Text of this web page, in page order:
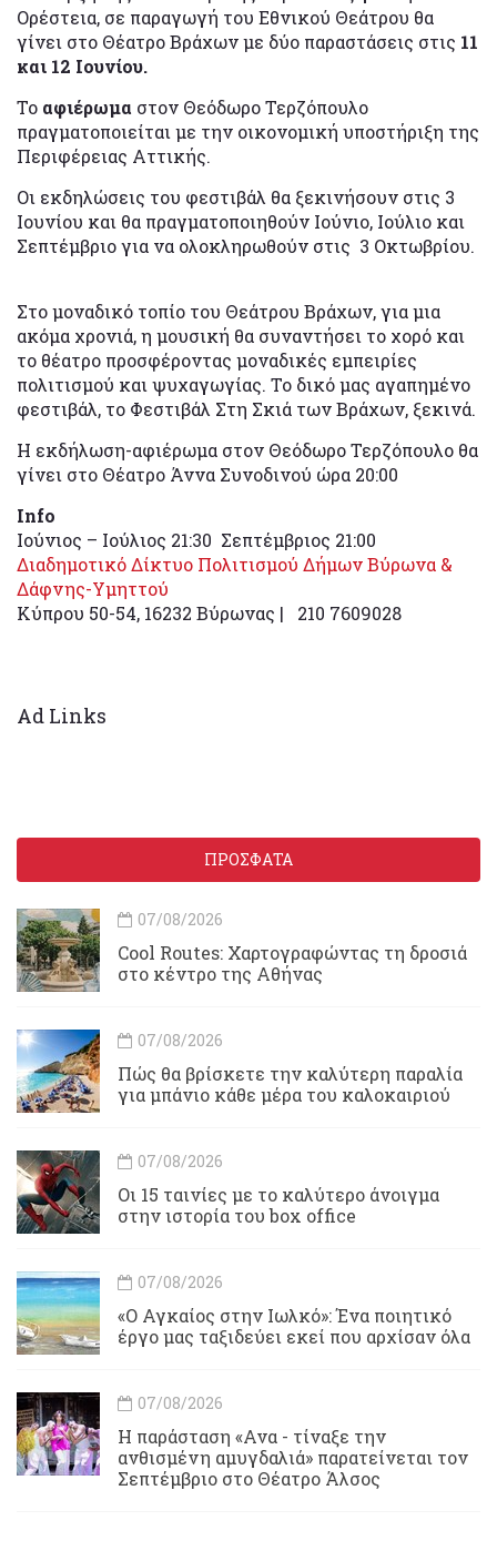
Ορέστεια, σε παραγωγή του Εθνικού Θεάτρου θα
γίνει στο Θέατρο Βράχων με δύο παραστάσεις στις 11
και 12 Ιουνίου.
Το αφιέρωμα στον Θεόδωρο Τερζόπουλο
πραγματοποιείται με την οικονομική υποστήριξη της
Περιφέρειας Αττικής.
Οι εκδηλώσεις του φεστιβάλ θα ξεκινήσουν στις 3
Ιουνίου και θα πραγματοποιηθούν Ιούνιο, Ιούλιο και
Σεπτέμβριο για να ολοκληρωθούν στις 3 Οκτωβρίου.
Στο μοναδικό τοπίο του Θεάτρου Βράχων, για μια
ακόμα χρονιά, η μουσική θα συναντήσει το χορό και
το θέατρο προσφέροντας μοναδικές εμπειρίες
πολιτισμού και ψυχαγωγίας. Το δικό μας αγαπημένο
φεστιβάλ, το Φεστιβάλ Στη Σκιά των Βράχων, ξεκινά.
Η εκδήλωση-αφιέρωμα στον Θεόδωρο Τερζόπουλο θα
γίνει στο Θέατρο Άννα Συνοδινού ώρα 20:00
Info
Ιούνιος – Ιούλιος 21:30 Σεπτέμβριος 21:00
Διαδημοτικό Δίκτυο Πολιτισμού Δήμων Βύρωνα &
Δάφνης-Υμηττού
Κύπρου 50-54, 16232 Βύρωνας | 210 7609028
Ad Links
ΠΡΟΣΦΑΤΑ
07/08/2026
Cool Routes: Χαρτογραφώντας τη δροσιά
στο κέντρο της Αθήνας
07/08/2026
Πώς θα βρίσκετε την καλύτερη παραλία
για μπάνιο κάθε μέρα του καλοκαιριού
07/08/2026
Οι 15 ταινίες με το καλύτερο άνοιγμα
στην ιστορία του box office
07/08/2026
«Ο Αγκαίος στην Ιωλκό»: Ένα ποιητικό
έργο μας ταξιδεύει εκεί που αρχίσαν όλα
07/08/2026
Η παράσταση «Ανα - τίναξε την
ανθισμένη αμυγδαλιά» παρατείνεται τον
Σεπτέμβριο στο Θέατρο Άλσος